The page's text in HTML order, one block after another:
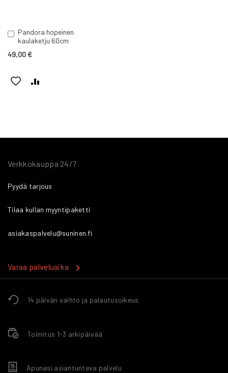
Pandora hopeinen
kaulaketju 60cm
49,00 €
Lisää
ostoskoriin
LISÄÄ
14 päivän vaihto ja palautusoikeus
Toimitus 1-3 arkipäivää
Apunasi asiantunteva palvelu
Verkkokauppa 24/7
Pyydä tarjous
Tilaa kullan myyntipaketti
asiakaspalvelu@suninen.fi
Varaa palveluaika